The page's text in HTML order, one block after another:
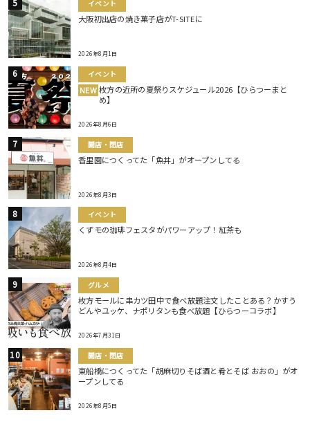
イベント
大阪初出店の焼き菓子店がT-SITEに
2026年8月1日
イベント
NEW 枚方の近所の夏祭りスケジュール2026【ひらつーまと
め】
2026年8月6日
開店・閉店
香里園につくってた「魚丼」がオープンしてる
2026年8月3日
イベント
くずモの珈琲フェスタがパワーアップ！紅茶も
2026年8月4日
グルメ
枚方モールに串カツ田中で食べ放題注文したことある？かすう
どんやユッケ、ナポリタンも食べ放題【ひらつーコラボ】
2026年7月31日
開店・閉店
東船橋につくってた「胡麻切りそば酒と肴とそば おおの」がオ
ープンしてる
2026年8月5日